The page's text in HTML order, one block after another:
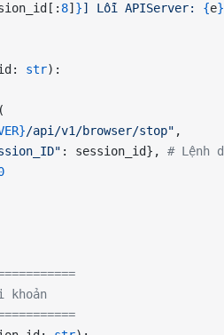
8] }] Lỗi APIServer: {e}
str):
/api/v1/browser/stop" ,
: session_id}, # Lệnh
khoản